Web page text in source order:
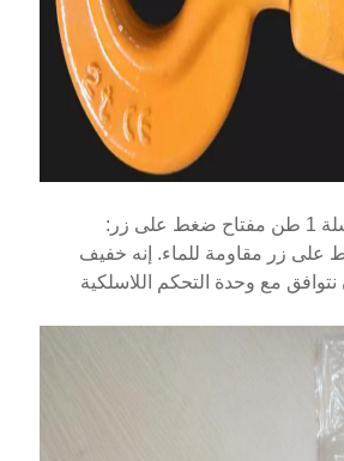
رافعة كهربائية بسلسلة 1 طن مفتاح ضغط على زر:
على زر مقاومة للماء. إنه خفيف
نتوافق مع وحدة التحكم اللاسلكية